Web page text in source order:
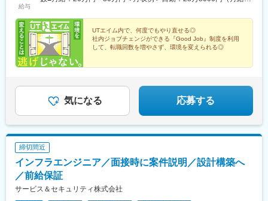
ン実績多数。赴任に伴う移動交通費も会社が負担！（規定あり）
【第三者機関からの高い評価】製造派遣ランキング（2023年オリ
コン顧客満足度調査／2023年1月4日）でUTグループが第2位を受
賞！評価項目別「登録・契約のしやすさ」「社内研修」「担当者
の対応」「福利厚生」の4項目で2年連続1位！※いずれの配属先
駅、鷲宮駅、明戸駅、上尾駅、新座駅、狭山ケ丘駅、飯能駅、高
坂駅、東我孫子駅、下総橘駅、松尾駅(千葉県)、姉ケ崎駅、久住
駅、動物公園駅、初石駅、辰巳駅、越中島駅、一橋学園駅、国会
議事堂前駅、新富町駅(東京都)、狭間駅、北八王子駅、五反田駅、
天王洲アイル駅、中河原駅、三鷹駅、大塚駅(東京都)、田端駅、立
駅、香川駅、川崎駅、小島新田駅、鈴木町駅、相模原駅、南橋本
駅、竜王駅、富士岡駅、東静岡駅、豊岡駅(静岡県)、天竜川駅、大
駅、入善駅、魚津駅、高岡やぶなみ駅、能町口駅、片原町駅(富山
県)、油田駅、越中八尾駅、南富山駅、牛ノ谷駅、日御子駅、大屋
駅、多賀大社前駅、水口駅、石山駅、高宮駅(滋賀県)、野洲駅、大
久保駅(京都府)、向日町駅、西京極駅、十条駅(京都市営)、長岡京
駅、千里丘駅、平林駅(大阪府)、桜島駅、本町駅、大阪港駅、池田
給与
属先により異なります※経験・能力等を考慮し当社規定で決定しま
す※月給に加え、残業手当・深夜手当・休日手当等全額支給【入社
時の想定年収】年収例500万円／28歳年収例400万円／24歳年収
例300万円／22歳
UTエイム内で、何度でもやり直せる◎
社内ジョブチェンジができる『Good Job』制度を利用
して、転職回数を増やさず、環境を変えられる◎
気になる 応募する
締切間近
インフラエンジニア／面接時に案件説明／設計構築へ
／前給保証
サービス＆セキュリティ株式会社